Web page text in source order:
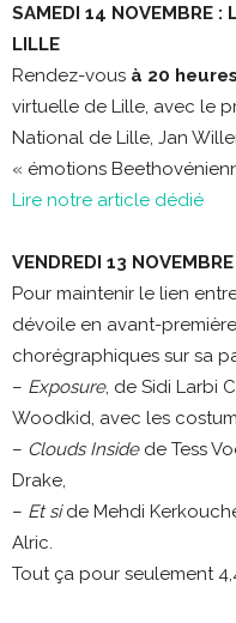
SAMEDI 14 NOVEMBRE :
LILLE
Rendez-vous à 20 heures
virtuelle de Lille, avec le
National de Lille, Jan
« émotions
Lire notre article dédié
VENDREDI 13 NOVEMBRE
Pour maintenir le lien
dévoile en avant-
chorégraphiques sur sa
– Exposure, de Sidi Larbi
Woodkid, avec les
– Clouds Insidede Tess
Drake,
– Et side Mehdi
Alric.
Tout ça pour seulement